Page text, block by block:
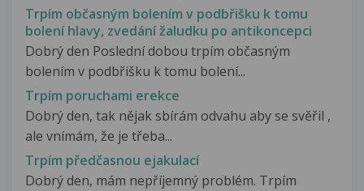
Trpím občasným bolením v podbřišku k tomu
bolení hlavy, zvedání žaludku po antikoncepci
Dobrý den Poslední dobou trpím občasným
bolením v podbřišku k tomu bolení...
Trpím poruchami erekce
Dobrý den, tak nějak sbírám odvahu aby se svěřil ,
ale vnímám, že je třeba...
Trpím předčasnou ejakulací
Dobrý den, mám nepříjemný problém. Trpím